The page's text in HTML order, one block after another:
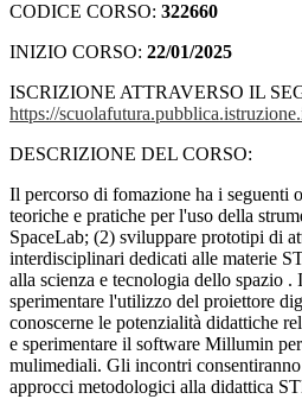
CODICE CORSO: 322660
INIZIO CORSO: 22/01/2025
ISCRIZIONE ATTRAVERSO IL
https://
DESCRIZIONE DEL CORSO:
Il percorso di fomazione ha i seguenti
teoriche e pratiche per l'uso della
SpaceLab; (2) sviluppare prototipi di
interdisciplinari dedicati alle materie
alla scienza e tecnologia dello spazio .
sperimentare l'utilizzo del proiettore
conoscerne le potenzialità didattiche
e sperimentare il software Millumin
mulimediali. Gli incontri
approcci metodologici alla didattica